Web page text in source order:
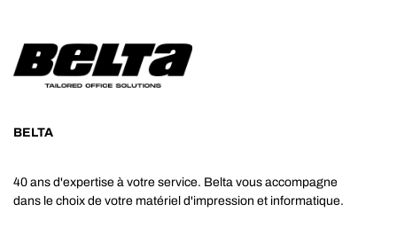
BELTA
40 ans d'expertise à votre service. Belta vous accompagne
dans le choix de votre matériel d'impression et informatique.